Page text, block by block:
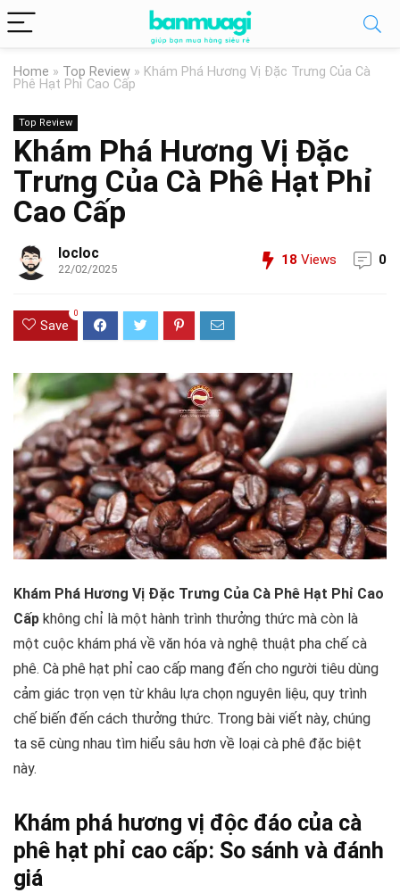
Home » Top Review » Khám Phá Hương Vị Đặc Trưng Của Cà
Phê Hạt Phỉ Cao Cấp
Top Review
Khám Phá Hương Vị Đặc
Trưng Của Cà Phê Hạt Phỉ
Cao Cấp
locloc
22/02/2025
18 Views 0
Save
0
Khám Phá Hương Vị Đặc Trưng Của Cà Phê Hạt Phỉ Cao
Cấp không chỉ là một hành trình thưởng thức mà còn là
một cuộc khám phá về văn hóa và nghệ thuật pha chế cà
phê. Cà phê hạt phỉ cao cấp mang đến cho người tiêu dùng
cảm giác trọn vẹn từ khâu lựa chọn nguyên liệu, quy trình
chế biến đến cách thưởng thức. Trong bài viết này, chúng
ta sẽ cùng nhau tìm hiểu sâu hơn về loại cà phê đặc biệt
này.
Khám phá hương vị độc đáo của cà
phê hạt phỉ cao cấp: So sánh và đánh
giá